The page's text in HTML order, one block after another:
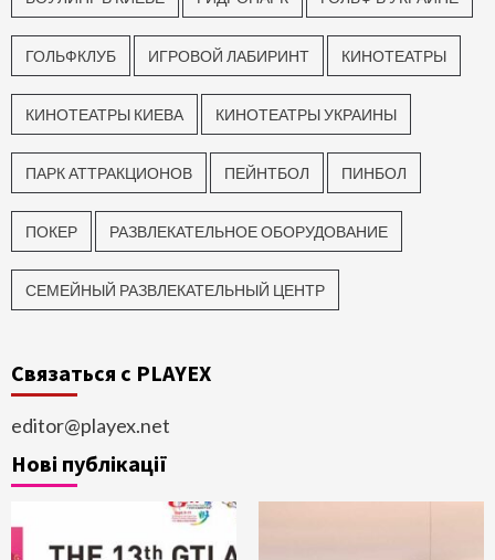
ГОЛЬФКЛУБ ИГРОВОЙ ЛАБИРИНТ КИНОТЕАТРЫ
КИНОТЕАТРЫ КИЕВА КИНОТЕАТРЫ УКРАИНЫ
ПАРК АТТРАКЦИОНОВ ПЕЙНТБОЛ ПИНБОЛ
ПОКЕР РАЗВЛЕКАТЕЛЬНОЕ ОБОРУДОВАНИЕ
СЕМЕЙНЫЙ РАЗВЛЕКАТЕЛЬНЫЙ ЦЕНТР
Связаться с PLAYEX
editor@playex.net
Нові публікації